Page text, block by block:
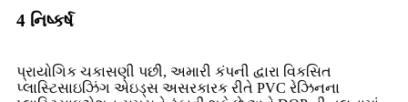
4 નિષ્કર્ષ
પ્રાયોગિક ચકાસણી પછી, અમારી કંપની દ્વારા વિકસિત
પ્લાસ્ટિસાઇઝિંગ એઇડ્સ અસરકારક રીતે PVC રેઝિનના